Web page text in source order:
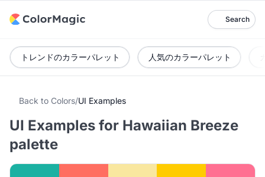
Search
トレンドのカラーパレット 人気のカラーパレット
Back to Colors/UI Examples
UI Examples for Hawaiian Breeze
palette